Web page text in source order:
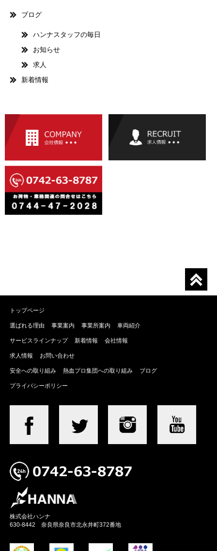
ブログ
ハンナスタッフの毎日
お知らせ
求人
新着情報
トップページ
選ばれる理由 事業案内 事業所案内 車両紹介
サービスラインナップ 新着情報 会社情報
求人情報 お問い合わせ
安全への取り組み 熱血プロ集団への取り組み ブログ
プライバシーポリシー
株式会社ハンナ
630-8442 奈良県奈良市北永井町372番地